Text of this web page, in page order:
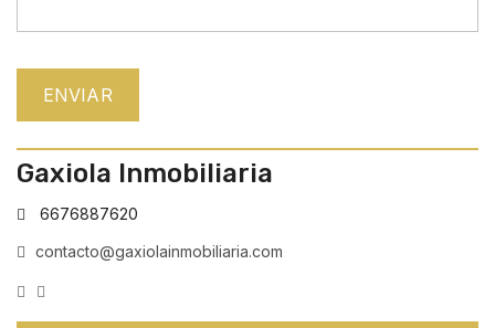
Gaxiola Inmobiliaria
6676887620
contacto@gaxiolainmobiliaria.com